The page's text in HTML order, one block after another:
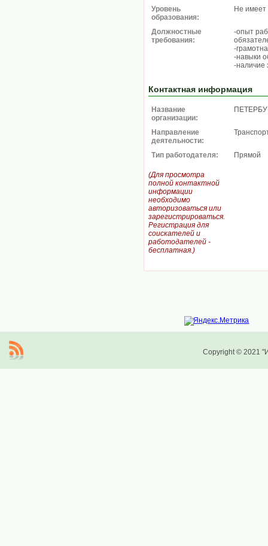
Уровень
образования:
Не имеет
Должностные
требования:
-опыт
-
-навыки
-наличие
Контактная информация
Название
организации:
Направление
деятельности:
Тип работодателя: Прямой
(Для просмотра
полной контактной
информации
необходимо
авторизоваться или
зарегистрироваться.
Регистрация для
соискателей и
работодателей -
бесплатная.)
Copyright © 2021